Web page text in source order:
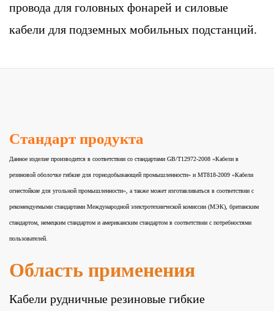
провода для головных фонарей и силовые
кабели для подземных мобильных подстанций.
Стандарт продукта
Данное изделие производится в соответствии со стандартами GB/T12972-2008 «Кабели в
резиновой оболочке гибкие для горнодобывающей промышленности» и MT818-2009 «Кабели
огнестойкие для угольной промышленности», а также может изготавливаться в соответствии с
рекомендуемыми стандартами Международной электротехнической комиссии (МЭК), британским
стандартом, немецким стандартом и американским стандартом в соответствии с потребностями
пользователей.
Область применения
Кабели рудничные резиновые гибкие